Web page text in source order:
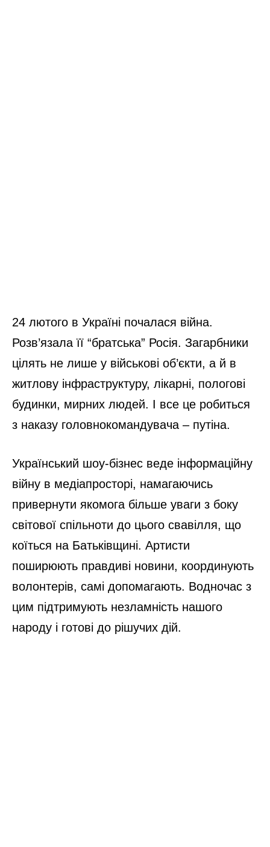
24 лютого в Україні почалася війна.
Розв’язала її “братська” Росія. Загарбники
цілять не лише у військові об’єкти, а й в
житлову інфраструктуру, лікарні, пологові
будинки, мирних людей. І все це робиться
з наказу головнокомандувача – путіна.
Український шоу-бізнес веде інформаційну
війну в медіапросторі, намагаючись
привернути якомога більше уваги з боку
світової спільноти до цього свавілля, що
коїться на Батьківщині. Артисти
поширюють правдиві новини, координують
волонтерів, самі допомагають. Водночас з
цим підтримують незламність нашого
народу і готові до рішучих дій.